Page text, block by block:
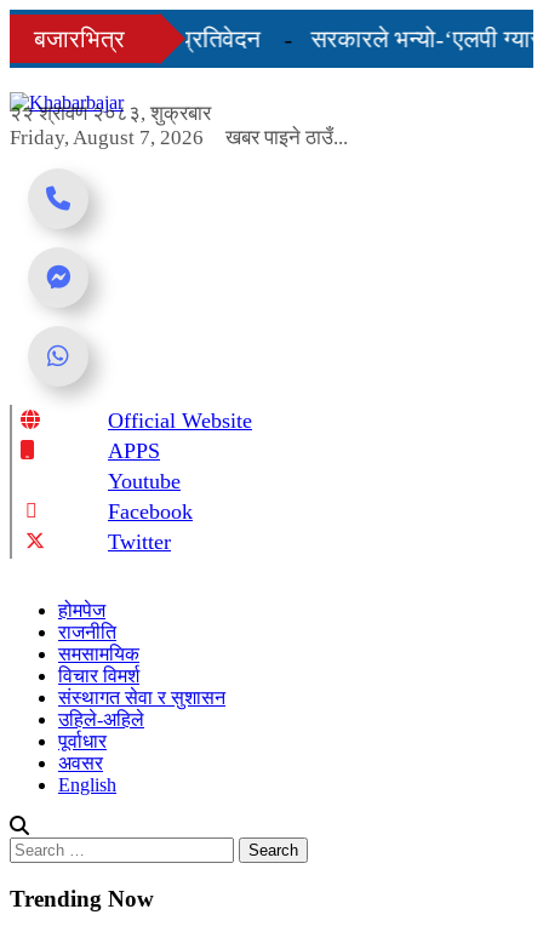
Skip
content
बजारभित्र
तीन महिनाको प्रतिवेदन
सरकारले भन्यो-‘एलपी
२२ श्रावण २०८३, शुक्रबार
Friday, August 7, 2026
खबर पाइने ठाउँ...
Online News Portal
Official Website
APPS
Youtube
Facebook
Twitter
होमपेज
राजनीति
समसामयिक
विचार विमर्श
संस्थागत सेवा र सुशासन
उहिले-अहिले
पूर्वाधार
अवसर
English
Search
for:
Trending Now